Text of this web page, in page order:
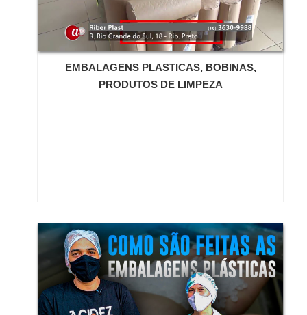
serão destacados alguns diferenciais da companhia
que promove benefícios incomparáveis: Consultores
técnicos para desenvolver o projeto; Engenheiros
formados no segmento de embalagens
plásticas; Equipamentos modernos e tecnológicos
para uma fabricação precisa. Por último, é de suma
alta qualidade? Atuando em vários estados das
regiões Sul e Sudeste, a Somar Embalagens
assegura um amplo catálogo, a fim de suprir as
demandas de diferentes setores industriais. Solicite
um orçamento, por e-mail ou telefone, e saiba mais! .
EMBALAGENS PLASTICAS, BOBINAS,
PRODUTOS DE LIMPEZA